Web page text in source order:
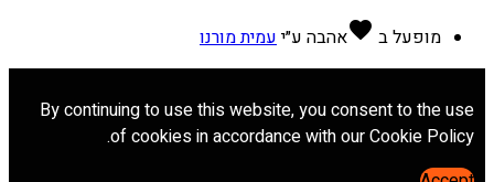
מופעל ב favoriteאהבה ע״י עמית מורנו
By continuing to use this website, you consent to the use
of cookies in accordance with our Cookie Policy.